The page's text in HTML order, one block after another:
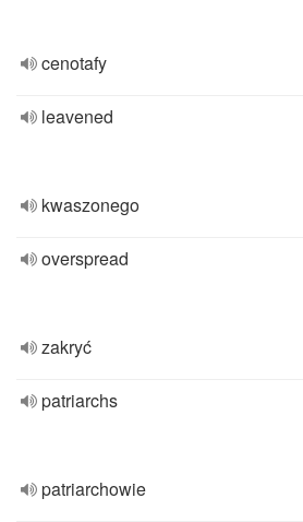
cenotafy
leavened
kwaszonego
overspread
zakryć
patriarchs
patriarchowie